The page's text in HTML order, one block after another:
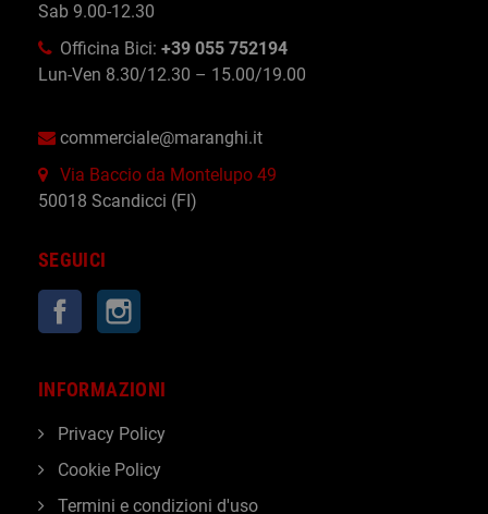
Sab 9.00-12.30
Officina Bici: +39 055 752194
Lun-Ven 8.30/12.30 – 15.00/19.00
commerciale@maranghi.it
Via Baccio da Montelupo 49
50018 Scandicci (FI)
SEGUICI
Facebook
INFORMAZIONI
Privacy Policy
Cookie Policy
Termini e condizioni d'uso